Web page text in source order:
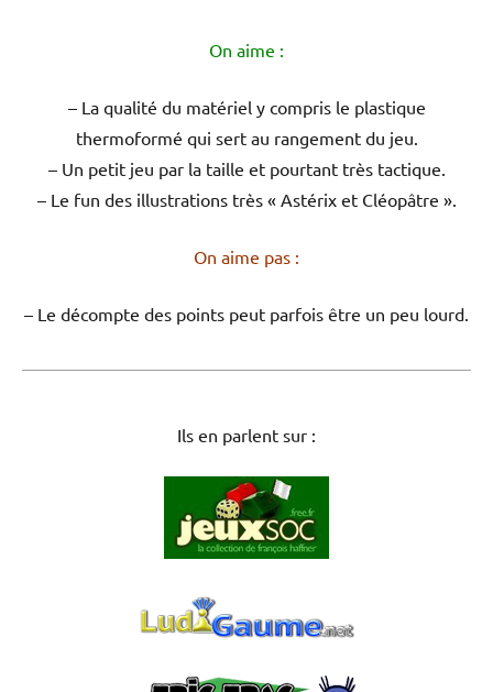
On aime :
– La qualité du matériel y compris le plastique
thermoformé qui sert au rangement du jeu.
– Un petit jeu par la taille et pourtant très tactique.
– Le fun des illustrations très « Astérix et Cléopâtre ».
On aime pas :
– Le décompte des points peut parfois être un peu lourd.
Ils en parlent sur :